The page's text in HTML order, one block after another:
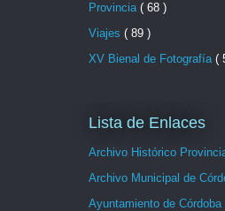
Provincia ( 68 )
Viajes ( 89 )
XV Bienal de Fotografía (
Lista de Enlaces
Archivo Histórico
Archivo Municipal de
Ayuntamiento de Córdoba